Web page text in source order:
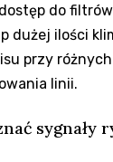
do
dużej ilości
przy
linii.
sygnały